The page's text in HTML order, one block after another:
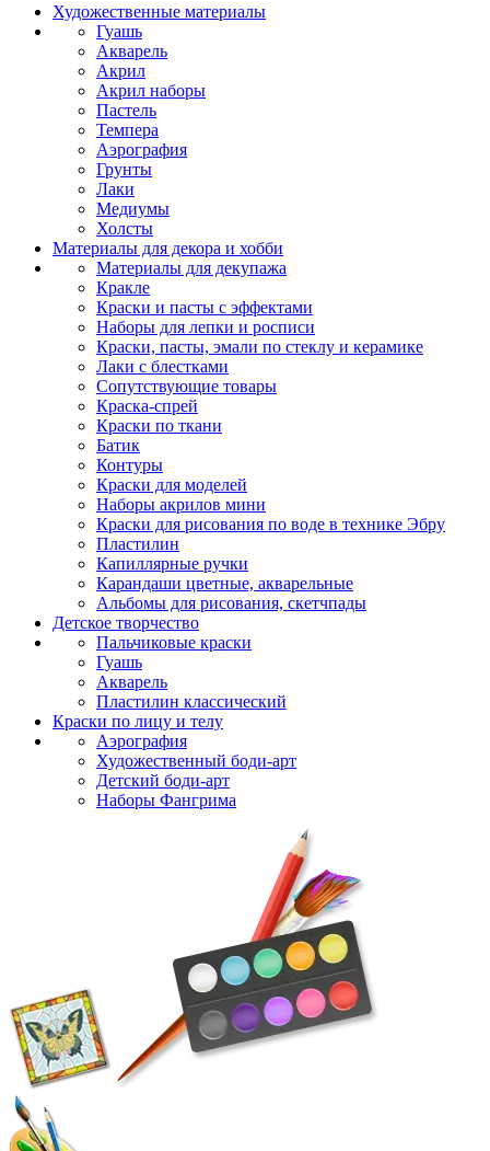
Художественные материалы
Гуашь
Акварель
Акрил
Акрил наборы
Пастель
Темпера
Аэрография
Грунты
Лаки
Медиумы
Холсты
Материалы для декора и хобби
Материалы для декупажа
Кракле
Краски и пасты с эффектами
Наборы для лепки и росписи
Краски, пасты, эмали по стеклу и керамике
Лаки с блестками
Сопутствующие товары
Краска-спрей
Краски по ткани
Батик
Контуры
Краски для моделей
Наборы акрилов мини
Краски для рисования по воде в технике Эбру
Пластилин
Капиллярные ручки
Карандаши цветные, акварельные
Альбомы для рисования, скетчпады
Детское творчество
Пальчиковые краски
Гуашь
Акварель
Пластилин классический
Краски по лицу и телу
Аэрография
Художественный боди-арт
Детский боди-арт
Наборы Фангрима